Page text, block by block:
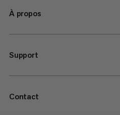
À propos
Support
Contact